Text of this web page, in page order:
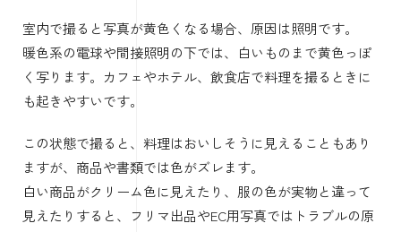
Apple公式では、iOS 14.3以降かつiPhone 12 Pro以降のPro
モデルでProRAW撮影が可能と説明されています。
(support.apple.com)
ます。
仕事で色味の正確さが必要な場合は、標準JPEGだけでなく
ProRAWも検討してください。ただし、共有や納品時には
ファイル形式と容量に注意しましょう。